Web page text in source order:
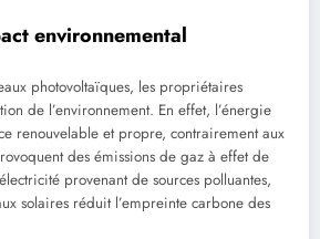
environnemental
photovoltaïques, les propriétaires
de l’environnement. En effet, l’énergie
renouvelable et propre, contrairement aux
des émissions de gaz à effet de
provenant de sources polluantes,
solaires réduit l’empreinte carbone des